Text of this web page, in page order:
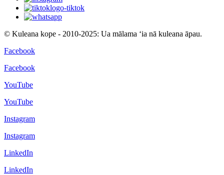
© Kuleana kope - 2010-2025: Ua mālama ʻia nā kuleana āpau.
Facebook
Facebook
YouTube
YouTube
Instagram
Instagram
LinkedIn
LinkedIn